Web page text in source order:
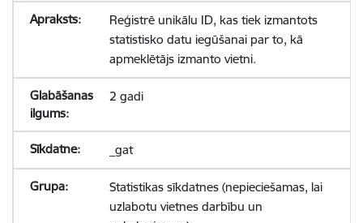
Reģistrē unikālu ID, kas tiek izmantots
statistisko datu iegūšanai par to, kā
apmeklētājs izmanto vietni.
2 gadi
_gat
Statistikas sīkdatnes (nepieciešamas, lai
uzlabotu vietnes darbību un